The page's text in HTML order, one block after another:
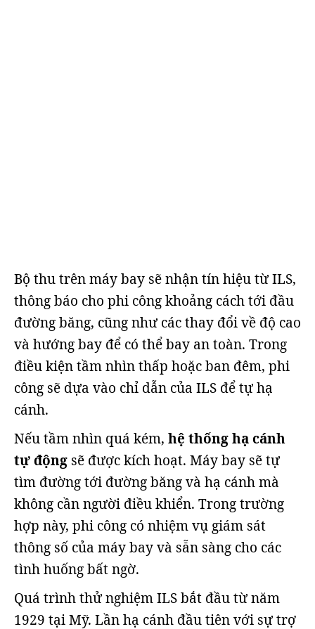
Bộ thu trên máy bay sẽ nhận tín hiệu từ ILS,
thông báo cho phi công khoảng cách tới đầu
đường băng, cũng như các thay đổi về độ cao
và hướng bay để có thể bay an toàn. Trong
điều kiện tầm nhìn thấp hoặc ban đêm, phi
công sẽ dựa vào chỉ dẫn của ILS để tự hạ
cánh.
Nếu tầm nhìn quá kém, hệ thống hạ cánh
tự động sẽ được kích hoạt. Máy bay sẽ tự
tìm đường tới đường băng và hạ cánh mà
không cần người điều khiển. Trong trường
hợp này, phi công có nhiệm vụ giám sát
thông số của máy bay và sẵn sàng cho các
tình huống bất ngờ.
Quá trình thử nghiệm ILS bắt đầu từ năm
1929 tại Mỹ. Lần hạ cánh đầu tiên với sự trợ